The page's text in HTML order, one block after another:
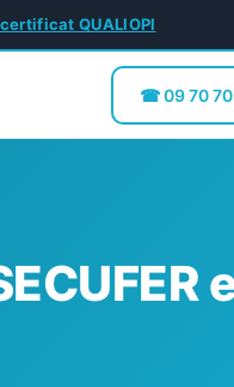
QUALIOPI
☎ 09 70